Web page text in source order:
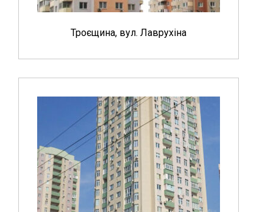
Троєщина, вул. Лаврухіна